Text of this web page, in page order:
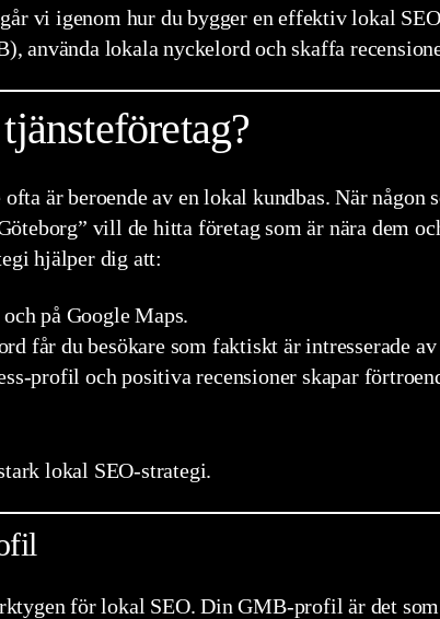
vi igenom hur du bygger en effektiv lokal
använda lokala nyckelord och skaffa
är beroende av en lokal kundbas. När någon
vill de hitta företag som är nära dem
hjälper dig att:
på Google Maps.
får du besökare som faktiskt är intresserade
profil och positiva recensioner skapar
lokal SEO-strategi.
för lokal SEO. Din GMB-profil är det som